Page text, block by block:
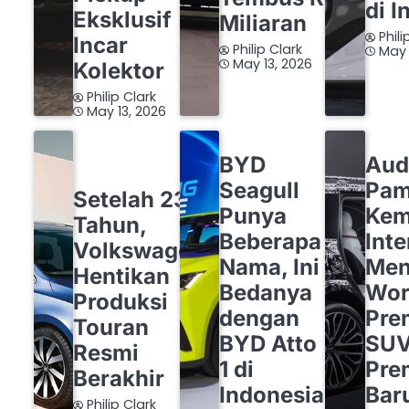
Eksklusif
Incar
Kolektor
Philip Clark
May 13, 2026
Miliaran
Philip Clark
May 13, 2026
di
May
Setelah 23
Tahun,
Volkswagen
Hentikan
Produksi
Touran
Resmi
Berakhir
Philip Clark
BYD
Seagull
Punya
Beberapa
Nama, Ini
Bedanya
dengan
BYD Atto
1 di
Indonesia